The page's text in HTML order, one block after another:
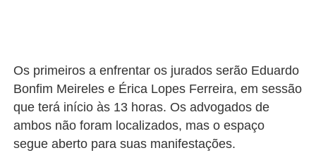
Os primeiros a enfrentar os jurados serão Eduardo
Bonfim Meireles e Érica Lopes Ferreira, em sessão
que terá início às 13 horas. Os advogados de
ambos não foram localizados, mas o espaço
segue aberto para suas manifestações.